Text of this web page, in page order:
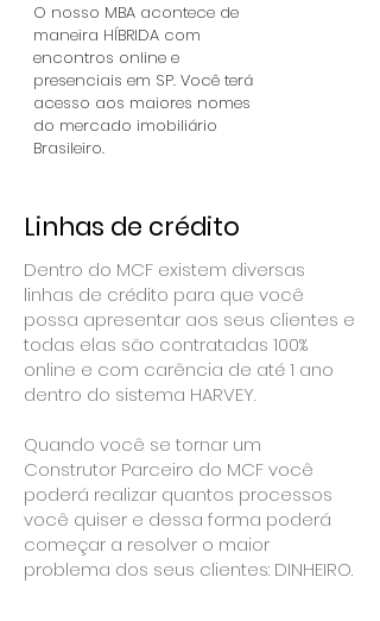
O nosso MBA acontece de
maneira HÍBRIDA com
encontros online e
presenciais em SP. Você terá
acesso aos maiores nomes
do mercado imobiliário
Brasileiro.
Linhas de crédito
Dentro do MCF existem diversas
linhas de crédito para que você
possa apresentar aos seus clientes e
todas elas são contratadas 100%
online e com carência de até 1 ano
dentro do sistema HARVEY.
Quando você se tornar um
Construtor Parceiro do MCF você
poderá realizar quantos processos
você quiser e dessa forma poderá
começar a resolver o maior
problema dos seus clientes: DINHEIRO.